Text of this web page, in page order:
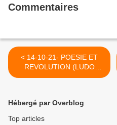
Commentaires
< 14-10-21- POESIE ET
REVOLUTION (LUDO
MARTENS ET AMIN
Hébergé par Overblog
Top articles